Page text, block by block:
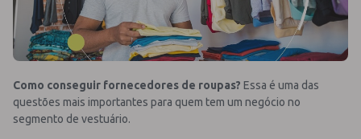
Como conseguir fornecedores de roupas? Essa é uma das
questões mais importantes para quem tem um negócio no
segmento de vestuário.